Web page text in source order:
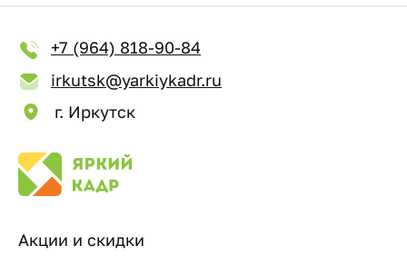
+7 (964) 818-90-84
irkutsk@yarkiykadr.ru
г. Иркутск
Акции и скидки